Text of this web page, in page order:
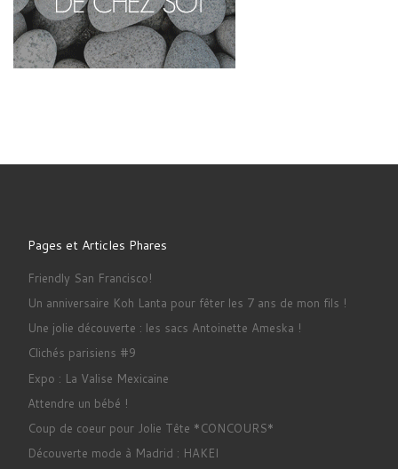
Pages et Articles Phares
Friendly San Francisco!
Un anniversaire Koh Lanta pour fêter les 7 ans de mon fils !
Une jolie découverte : les sacs Antoinette Ameska !
Clichés parisiens #9
Expo : La Valise Mexicaine
Attendre un bébé !
Coup de coeur pour Jolie Tête *CONCOURS*
Découverte mode à Madrid : HAKEI